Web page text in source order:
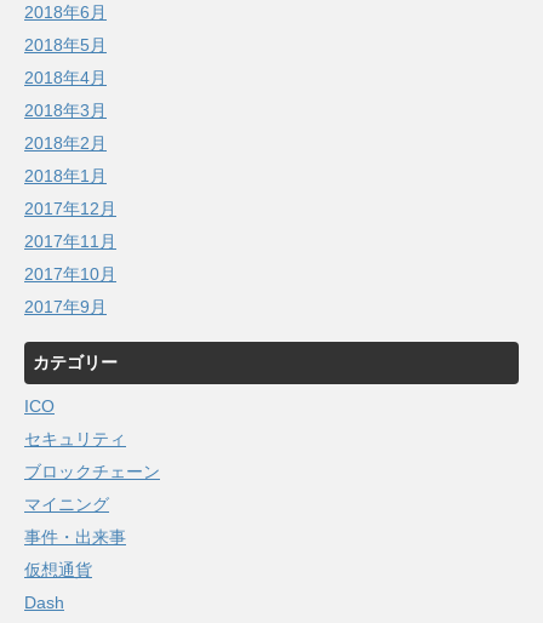
2018年6月
2018年5月
2018年4月
2018年3月
2018年2月
2018年1月
2017年12月
2017年11月
2017年10月
2017年9月
カテゴリー
ICO
セキュリティ
ブロックチェーン
マイニング
事件・出来事
仮想通貨
Dash